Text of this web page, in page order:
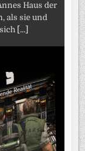
Haus der
als sie und
[...]